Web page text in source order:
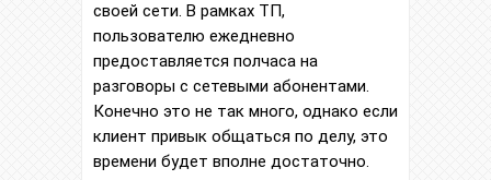
своей сети. В рамках ТП,
пользователю ежедневно
предоставляется полчаса на
разговоры с сетевыми абонентами.
Конечно это не так много, однако если
клиент привык общаться по делу, это
времени будет вполне достаточно.